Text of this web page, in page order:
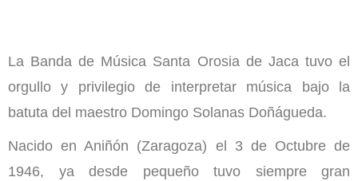
La Banda de Música Santa Orosia de Jaca tuvo el
orgullo y privilegio de interpretar música bajo la
batuta del maestro Domingo Solanas Doñágueda.
Nacido en Aniñón (Zaragoza) el 3 de Octubre de
1946, ya desde pequeño tuvo siempre gran